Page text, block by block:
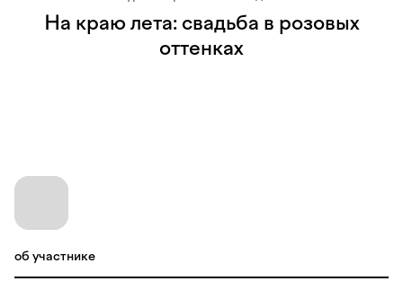
На краю лета: свадьба в розовых
оттенках
об участнике